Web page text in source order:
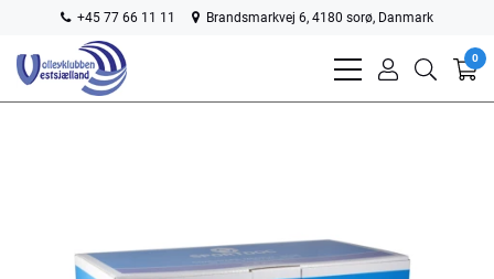
+45 77 66 11 11 Brandsmarkvej 6, 4180 sorø, Danmark
bars
user
search
0